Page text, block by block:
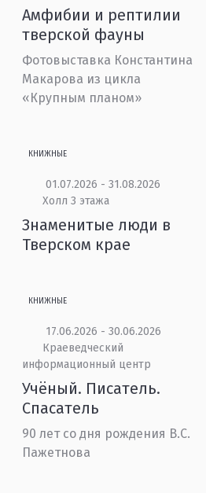
Амфибии и рептилии
тверской фауны
Фотовыставка Константина
Макарова из цикла
«Крупным планом»
КНИЖНЫЕ
01.07.2026 - 31.08.2026
Холл 3 этажа
Знаменитые люди в
Тверском крае
КНИЖНЫЕ
17.06.2026 - 30.06.2026
Краеведческий
информационный центр
Учёный. Писатель.
Спасатель
90 лет со дня рождения В.С.
Пажетнова